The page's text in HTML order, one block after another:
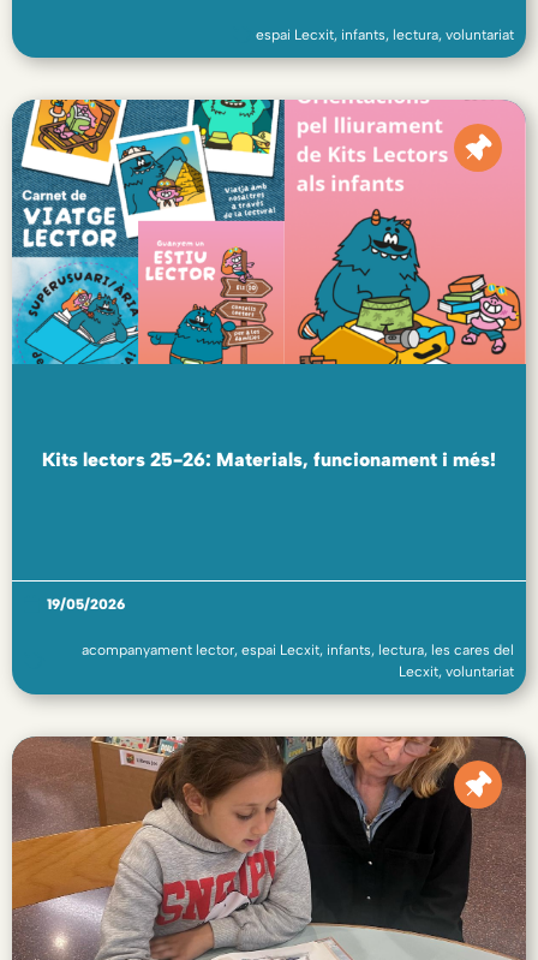
espai Lecxit, infants, lectura, voluntariat
Kits lectors 25-26: Materials, funcionament i més!
19/05/2026
acompanyament lector, espai Lecxit, infants, lectura, les cares del
Lecxit, voluntariat